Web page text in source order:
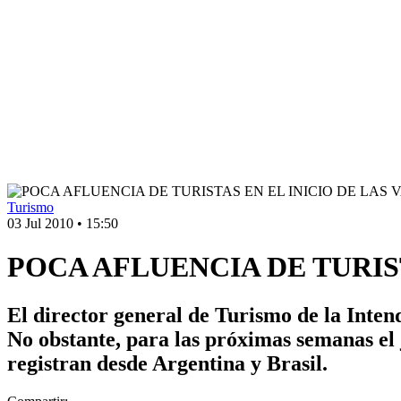
Turismo
03 Jul 2010 • 15:50
POCA AFLUENCIA DE
El director general de Turismo de la
No obstante, para las próximas semanas
registran desde Argentina y Brasil.